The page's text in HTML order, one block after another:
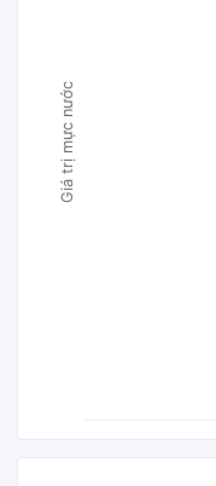
Giá trị mực nước